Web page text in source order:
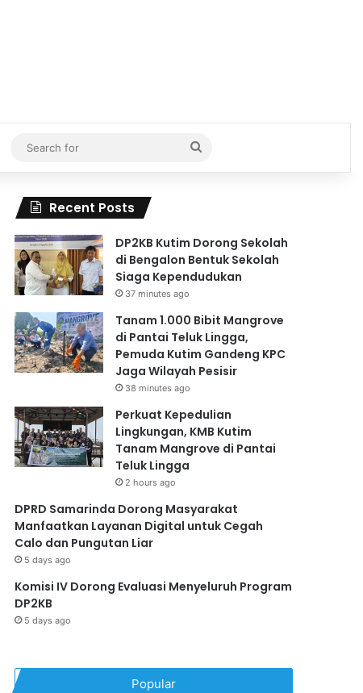
Search
for
Recent Posts
DP2KB Kutim Dorong Sekolah
di Bengalon Bentuk Sekolah
Siaga Kependudukan
37 minutes ago
Tanam 1.000 Bibit Mangrove
di Pantai Teluk Lingga,
Pemuda Kutim Gandeng KPC
Jaga Wilayah Pesisir
38 minutes ago
Perkuat Kepedulian
Lingkungan, KMB Kutim
Tanam Mangrove di Pantai
Teluk Lingga
2 hours ago
DPRD Samarinda Dorong Masyarakat
Manfaatkan Layanan Digital untuk Cegah
Calo dan Pungutan Liar
5 days ago
Komisi IV Dorong Evaluasi Menyeluruh Program
DP2KB
5 days ago
Popular